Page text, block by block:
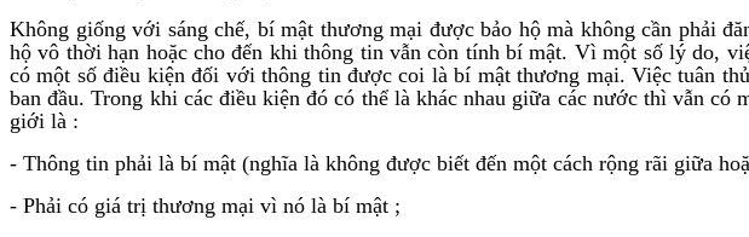
Không giống với sáng chế, bí mật thương mại được bảo hộ mà không cần phải
hộ vô thời hạn hoặc cho đến khi thông tin vẫn còn tính bí mật. Vì một số lý do,
có một số điều kiện đối với thông tin được coi là bí mật thương mại. Việc tuân
ban đầu. Trong khi các điều kiện đó có thể là khác nhau giữa các nước thì vẫn
giới là :
- Thông tin phải là bí mật (nghĩa là không được biết đến một cách rộng rãi giữa
- Phải có giá trị thương mại vì nó là bí mật ;